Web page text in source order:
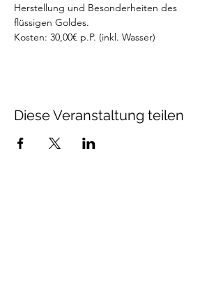
Herstellung und Besonderheiten des
flüssigen Goldes.
Kosten: 30,00€ p.P. (inkl. Wasser)
Diese Veranstaltung teilen